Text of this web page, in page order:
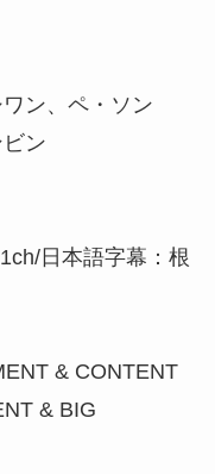
ン、ペ・ソン
ン
日本語字幕：根
& CONTENT
& BIG